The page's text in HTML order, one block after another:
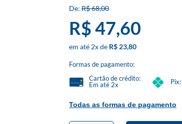
R$ 68,00
R$ 47,60
2x R$ 23,80
Formas de pagamento:
Todas as formas de pagamento
Cartão de crédito:
Em até 2x
Pix: